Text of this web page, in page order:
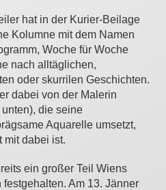
hat in der Kurier-Beilage
Kolumne mit dem Namen
Woche für Woche
nach alltäglichen,
oder skurrilen Geschichten.
dabei von der Malerin
die seine
Aquarelle umsetzt,
mit dabei ist.
ein großer Teil Wiens
Am 13. Jänner